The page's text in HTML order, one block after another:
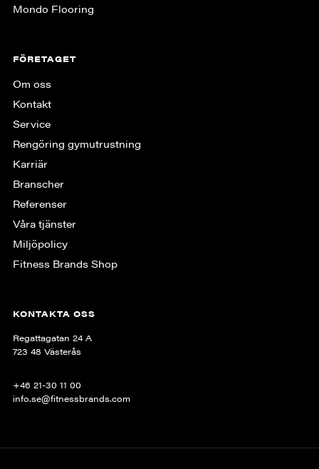
Mondo Flooring
FÖRETAGET
Om oss
Kontakt
Service
Rengöring gymutrustning
Karriär
Branscher
Referenser
Våra tjänster
Miljöpolicy
Fitness Brands Shop
KONTAKTA OSS
Regattagatan 24 A
723 48 Västerås
+46 21-30 11 00
info.se@fitnessbrands.com